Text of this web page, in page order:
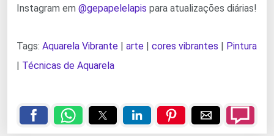
Instagram em @gepapelelapis para atualizações diárias!
Tags: Aquarela Vibrante arte cores vibrantes
Pintura
Técnicas de Aquarela